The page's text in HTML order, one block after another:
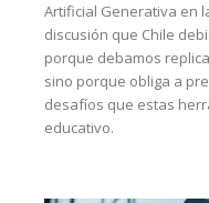
Artificial Generativa en
discusión que Chile
porque debamos
sino porque obliga a
desafíos que estas
educativo.